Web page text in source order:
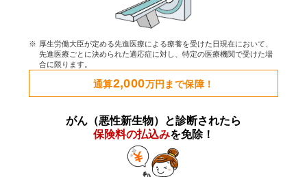
厚生労働大臣が定める先進医療による療養を受けた日現在において、
先進医療ごとに決められた適応症に対し、特定の医療機関で受けた場
合に限ります。
通算2,000万円まで保障！
がん（悪性新生物）と診断されたら
保険料の払込みを免除！